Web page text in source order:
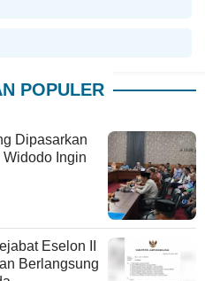
POPULER
Dipasarkan
Ingin
Eselon II
Berlangsung